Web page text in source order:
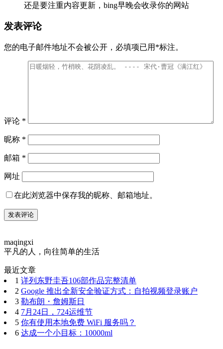
还是要注重内容更新，bing早晚会收录你的网站
发表评论
您的电子邮件地址不会被公开， 必填项已用 *标注。
评论 *
昵称 *
邮箱 *
网址
在此浏览器中保存我的昵称、邮箱地址。
maqingxi
平凡的人，向往简单的生活
最近文章
1 详列东野圭吾106部作品完整清单
2 Google 推出全新安全验证方式：自拍视频登录账户
3 勒布朗・詹姆斯日
4 7月24日，724运维节
5 你有使用本地免费 WiFi 服务吗？
6 达成一个小目标：10000ml